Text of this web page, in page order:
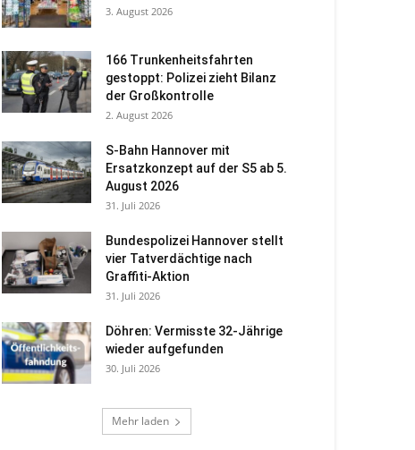
3. August 2026
166 Trunkenheitsfahrten
gestoppt: Polizei zieht Bilanz
der Großkontrolle
2. August 2026
S-Bahn Hannover mit
Ersatzkonzept auf der S5 ab 5.
August 2026
31. Juli 2026
Bundespolizei Hannover stellt
vier Tatverdächtige nach
Graffiti-Aktion
31. Juli 2026
Döhren: Vermisste 32-Jährige
wieder aufgefunden
30. Juli 2026
Mehr laden